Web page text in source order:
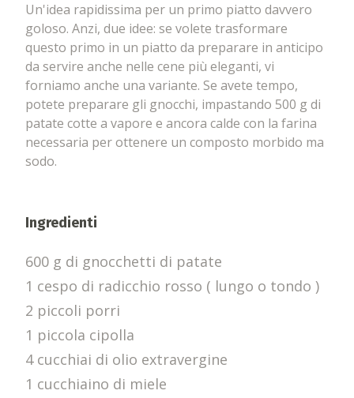
Un'idea rapidissima per un primo piatto davvero
goloso. Anzi, due idee: se volete trasformare
questo primo in un piatto da preparare in anticipo
da servire anche nelle cene più eleganti, vi
forniamo anche una variante. Se avete tempo,
potete preparare gli gnocchi, impastando 500 g di
patate cotte a vapore e ancora calde con la farina
necessaria per ottenere un composto morbido ma
sodo.
Ingredienti
600 g di gnocchetti di patate
1 cespo di radicchio rosso ( lungo o tondo )
2 piccoli porri
1 piccola cipolla
4 cucchiai di olio extravergine
1 cucchiaino di miele